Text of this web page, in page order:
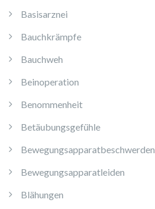
Basisarznei
Bauchkrämpfe
Bauchweh
Beinoperation
Benommenheit
Betäubungsgefühle
Bewegungsapparatbeschwerden
Bewegungsapparatleiden
Blähungen